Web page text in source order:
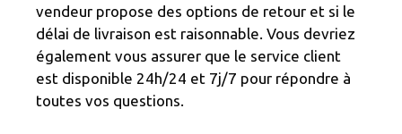
vendeur propose des options de retour et si le
délai de livraison est raisonnable. Vous devriez
également vous assurer que le service client
est disponible 24h/24 et 7j/7 pour répondre à
toutes vos questions.